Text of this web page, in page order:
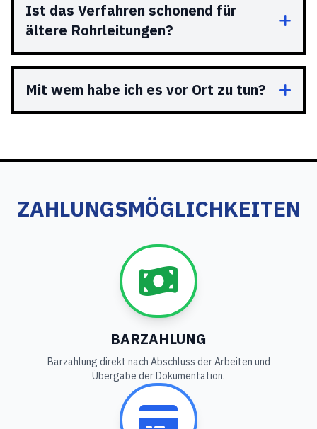
Ist das Verfahren schonend für
ältere Rohrleitungen?
Mit wem habe ich es vor Ort zu tun?
ZAHLUNGSMÖGLICHKEITEN
BARZAHLUNG
Barzahlung direkt nach Abschluss der Arbeiten und
Übergabe der Dokumentation.